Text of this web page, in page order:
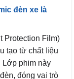
đèn xe là
Protection Film)
tạo từ chất liệu
Lớp phim này
đóng vai trò